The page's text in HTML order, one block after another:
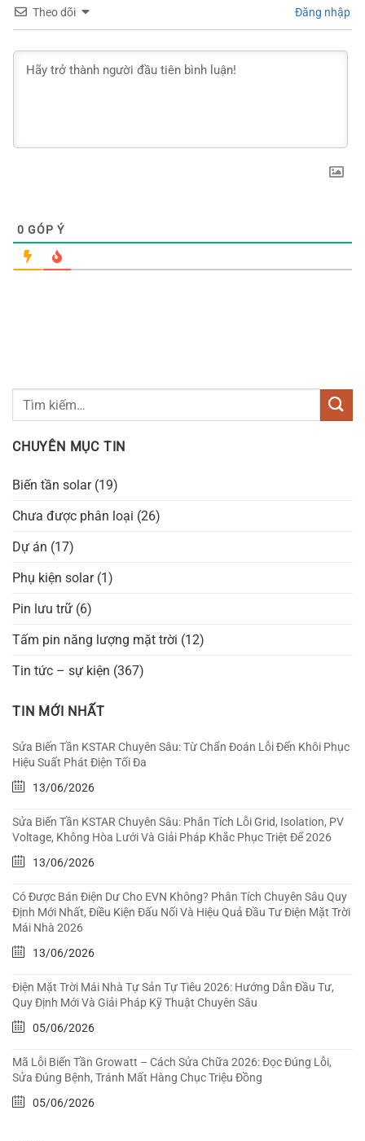
Theo dõi Đăng nhập
0 GÓP Ý
CHUYÊN MỤC TIN
Biến tần solar(19)
Chưa được phân loại (26)
Dự án (17)
Phụ kiện solar(1)
Pin lưu trữ (6)
Tấm pin năng lượng mặt trời (12)
Tin tức – sự kiện (367)
TIN MỚI NHẤT
Sửa Biến Tần KSTAR Chuyên Sâu: Từ Chẩn Đoán Lỗi Đến Khôi Phục
Hiệu Suất Phát Điện Tối Đa
13/06/2026
Sửa Biến Tần KSTAR Chuyên Sâu: Phân Tích Lỗi Grid, Isolation, PV
Voltage, Không Hòa Lưới Và Giải Pháp Khắc Phục Triệt Để 2026
13/06/2026
Có Được Bán Điện Dư Cho EVN Không? Phân Tích Chuyên Sâu Quy
Định Mới Nhất, Điều Kiện Đấu Nối Và Hiệu Quả Đầu Tư Điện Mặt Trời
Mái Nhà 2026
13/06/2026
Điện Mặt Trời Mái Nhà Tự Sản Tự Tiêu 2026: Hướng Dẫn Đầu Tư,
Quy Định Mới Và Giải Pháp Kỹ Thuật Chuyên Sâu
05/06/2026
Mã Lỗi Biến Tần Growatt – Cách Sửa Chữa 2026: Đọc Đúng Lỗi,
Sửa Đúng Bệnh, Tránh Mất Hàng Chục Triệu Đồng
05/06/2026